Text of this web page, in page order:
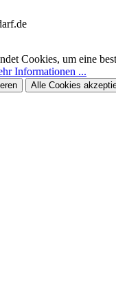
Cookies, um eine
Informationen ...
Alle Cookies